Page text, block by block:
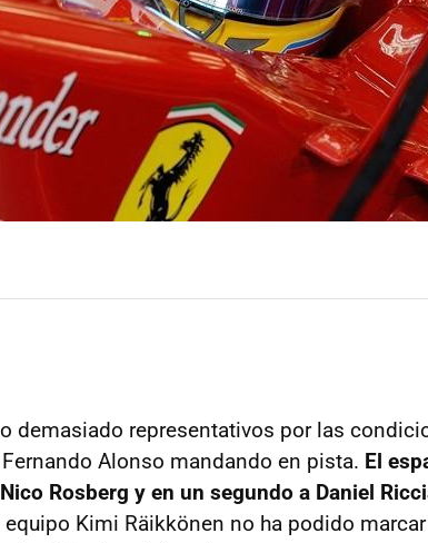
demasiado representativos por las
Alonso mandando en pista. El
Rosberg y en un segundo a Daniel
Kimi Räikkönen no ha podido